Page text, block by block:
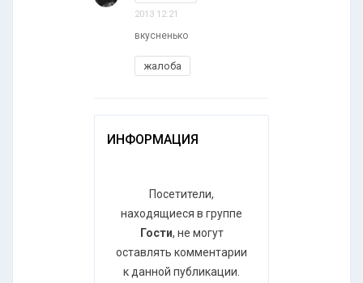
2013 12:21
вкусненько
жалоба
ИНФОРМАЦИЯ
Посетители,
находящиеся в группе
Гости, не могут
оставлять комментарии
к данной публикации.